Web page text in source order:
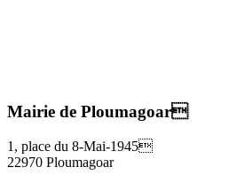
Mairie de Ploumagoar
1, place du 8-Mai-1945
22970 Ploumagoar